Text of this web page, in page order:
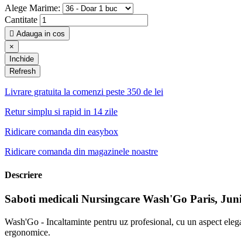
Alege Marime:
Cantitate
 Adauga in cos
×
Inchide
Livrare gratuita la comenzi peste 350 de lei
Retur simplu si rapid in 14 zile
Ridicare comanda din easybox
Ridicare comanda din magazinele noastre
Descriere
Saboti medicali Nursingcare Wash'Go Paris,
Wash'Go - Incaltaminte pentru uz profesional, cu un aspect
ergonomice.